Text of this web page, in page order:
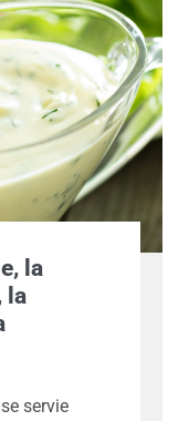
la
la
servie